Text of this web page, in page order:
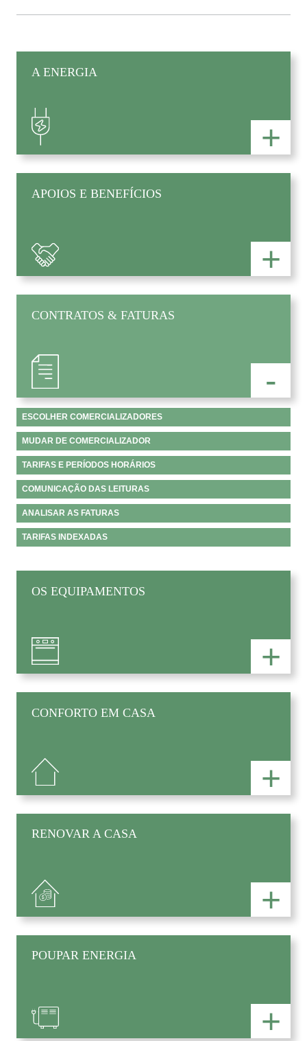
A ENERGIA
+
APOIOS E BENEFÍCIOS
+
CONTRATOS & FATURAS
-
ESCOLHER COMERCIALIZADORES
MUDAR DE COMERCIALIZADOR
TARIFAS E PERÍODOS HORÁRIOS
COMUNICAÇÃO DAS LEITURAS
ANALISAR AS FATURAS
TARIFAS INDEXADAS
OS EQUIPAMENTOS
+
CONFORTO EM CASA
+
RENOVAR A CASA
+
POUPAR ENERGIA
+